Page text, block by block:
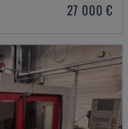
27 000 €